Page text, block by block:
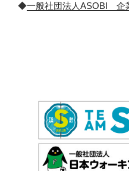
◆一般社団法人ASOBI 企